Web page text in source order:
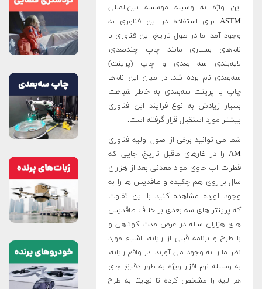
این واژه به وسیله موسسه بین‌المللی
ASTM برای استفاده در این فناوری به
وجود آمد اما در طول تاریخ، این فناوری با
نام‌های بسیاری مانند چاپ چندبعدی،
لایه‌بندی سه بعدی و چاپ (پرینت)
سه‌بعدی نام برده شد. در میان این نام‌ها
چاپ یا پرینت سه‌بعدی به خاطر شباهت
بسیار زیادش به نوع فرآیند این فناوری
بیشتر مورد استقبال قرار گرفته است.
شما می توانید برخی از اصول اولیه فناوری
AM را در غارهای ماقبل تاریخ، جایی که
قطرات آب حاوی مواد معدنی بعد از هزاران
سال بر روی هم چکیده و طاقدیس ها را به
وجود آورده مشاهده کنید با این تفاوت
که پرینتر های سه بعدی بر خلاف طاقدیس
های هزاران ساله در عرض مدت کوتاهی و
با طرح و برنامه قبلی از رایانه، اشیاء مورد
نظر ما را به وجود می آورند. در واقع رایانه،
به وسیله نرم افزار ویژه به طور دقیق جای
هر لایه را مشخص کرده تا نهایتا به طرح